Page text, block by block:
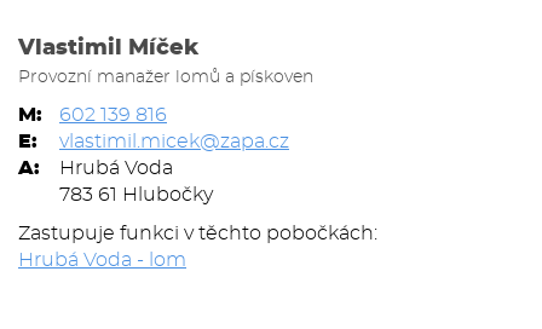
Vlastimil Míček
Provozní manažer lomů a pískoven
M:
602 139 816
E:
vlastimil.micek@zapa.cz
A:
Hrubá Voda
783 61 Hlubočky
Zastupuje funkci v těchto pobočkách:
Hrubá Voda - lom